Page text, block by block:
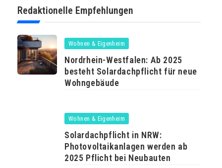
Redaktionelle Empfehlungen
Wohnen & Eigenheim
Nordrhein-Westfalen: Ab 2025
besteht Solardachpflicht für neue
Wohngebäude
Wohnen & Eigenheim
Solardachpflicht in NRW:
Photovoltaikanlagen werden ab
2025 Pflicht bei Neubauten